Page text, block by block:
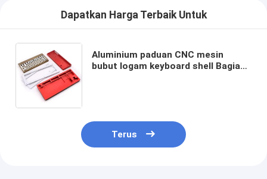
Dapatkan Harga Terbaik Untuk
Aluminium paduan CNC mesin
bubut logam keyboard shell Bagian
Terus